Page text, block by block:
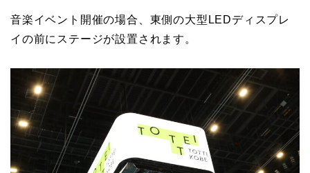
音楽イベント開催の場合、東側の大型LEDディスプレ
イの前にステージが設置されます。